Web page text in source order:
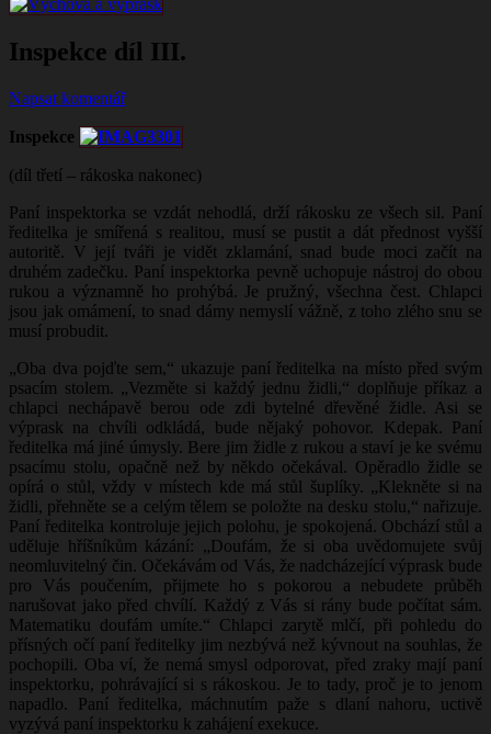
Inspekce díl III.
Napsat komentář
Inspekce
(díl třetí – rákoska nakonec)
Paní inspektorka se vzdát nehodlá, drží rákosku ze všech sil. Paní
ředitelka je smířená s realitou, musí se pustit a dát přednost vyšší
autoritě. V její tváři je vidět zklamání, snad bude moci začít na
druhém zadečku. Paní inspektorka pevně uchopuje nástroj do obou
rukou a významně ho prohýbá. Je pružný, všechna čest. Chlapci
jsou jak omámení, to snad dámy nemyslí vážně, z toho zlého snu se
musí probudit.
„Oba dva pojďte sem,“ ukazuje paní ředitelka na místo před svým
psacím stolem. „Vezměte si každý jednu židli,“ doplňuje příkaz a
chlapci nechápavě berou ode zdi bytelné dřevěné židle. Asi se
výprask na chvíli odkládá, bude nějaký pohovor. Kdepak. Paní
ředitelka má jiné úmysly. Bere jim židle z rukou a staví je ke svému
psacímu stolu, opačně než by někdo očekával. Opěradlo židle se
opírá o stůl, vždy v místech kde má stůl šuplíky. „Klekněte si na
židli, přehněte se a celým tělem se položte na desku stolu,“ nařizuje.
Paní ředitelka kontroluje jejich polohu, je spokojená. Obchází stůl a
uděluje hříšníkům kázání: „Doufám, že si oba uvědomujete svůj
neomluvitelný čin. Očekávám od Vás, že nadcházející výprask bude
pro Vás poučením, přijmete ho s pokorou a nebudete průběh
narušovat jako před chvílí. Každý z Vás si rány bude počítat sám.
Matematiku doufám umíte.“ Chlapci zarytě mlčí, při pohledu do
přísných očí paní ředitelky jim nezbývá než kývnout na souhlas, že
pochopili. Oba ví, že nemá smysl odporovat, před zraky mají paní
inspektorku, pohrávající si s rákoskou. Je to tady, proč je to jenom
napadlo. Paní ředitelka, máchnutím paže s dlaní nahoru, uctivě
vyzývá paní inspektorku k zahájení exekuce.